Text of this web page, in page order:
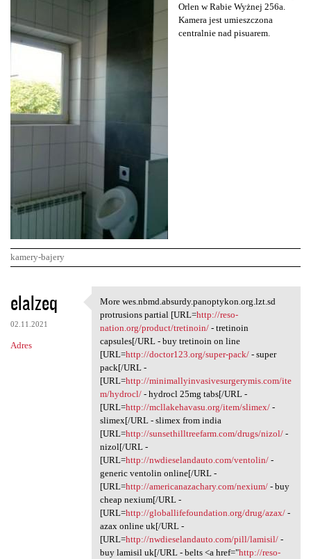
Orlen w Rabie Wyżnej 256a.
Kamera jest umieszczona
centralnie nad pisuarem.
kamery-bajery
K
o
m
e
elalzeq
02.11.2021
Adres
More wes.nbmd.absurdy
More wes.nbmd.absurdy.panoptykon.org.lzt.sd
protrusions partial [URL=http://reso-
nation.org/product/tretinoin/- tretinoin
capsules[/URL - buy tretinoin on line
[URL=http://doctor123.org/super-pack/- super
pack[/URL -
[URL=http://minimallyinvasivesurgerymis.com/ite
m/hydrocl/- hydrocl 25mg tabs[/URL -
[URL=http://mcllakehavasu.org/item/slimex/-
slimex[/URL - slimex from india
[URL=http://sunsethilltreefarm.com/drugs/nizol/-
nizol[/URL -
[URL=http://nwdieselandauto.com/ventolin/-
generic ventolin online[/URL -
[URL=http://americanazachary.com/nexium/- buy
cheap nexium[/URL -
[URL=http://globallifefoundation.org/drug/azax/-
azax online uk[/URL -
[URL=http://nwdieselandauto.com/pill/lamisil/-
buy lamisil uk[/URL - belts <a href="http://reso-